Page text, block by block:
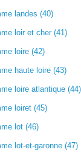
landes (40)
loir et cher (41)
loire (42)
haute loire (43)
loire atlantique (44)
loiret (45)
lot (46)
lot-et-garonne (47)